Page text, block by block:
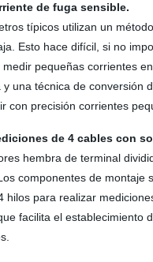
de fuga sensible.
típicos utilizan un
Esto hace difícil, si no
pequeñas corrientes
y una técnica de conversión
con precisión corrientes
de 4 cables con
hembra de terminal
componentes de montaje
hilos para realizar
facilita el establecimiento